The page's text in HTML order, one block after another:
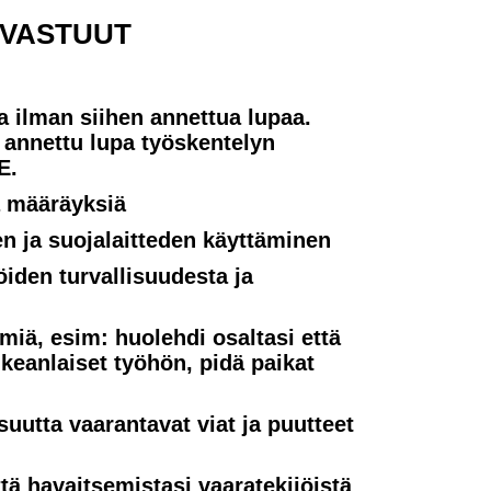
ilman siihen annettua lupaa.
lupa työskentelyn
ja suojalaitteden käyttäminen
turvallisuudesta ja
esim: huolehdi osaltasi että
työhön, pidä paikat
vaarantavat viat ja puutteet
havaitsemistasi vaaratekijöistä